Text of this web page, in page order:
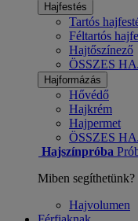
Hajfestés
Tartós
Féltartós
Hajtőszínező
ÖSSZES
Hajformázás
Hővédő
Hajkrém
Hajpermet
ÖSSZES
Hajszínpróba
Miben segíthetünk?
Hajvolumen